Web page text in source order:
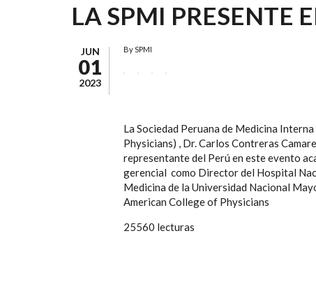
LA SPMI PRESENTE
JUN
01
2023
BySPMI
La Sociedad Peruana de Medicina
Physicians) , Dr. Carlos Contreras
representante del Perú en este evento
gerencial como Director del Hospital
Medicina de la Universidad Nacional
American College of Physicians
25560 lecturas